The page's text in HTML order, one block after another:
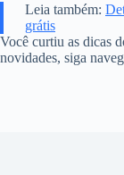
Leia também:
grátis
Você curtiu as dicas
novidades, siga